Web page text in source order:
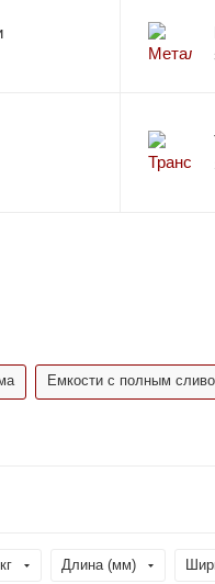
Емкости с полным
Длина (мм)